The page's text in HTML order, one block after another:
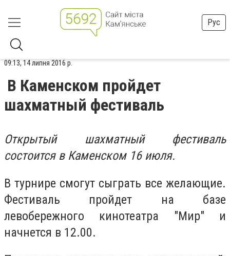
Рус
09:13, 14 липня 2016 р.
В Каменском пройдет
шахматный фестиваль
Открытый шахматный фестиваль
состоится в Каменском 16 июля.
В турнире смогут сыграть все желающие.
Фестиваль пройдет на базе
левобережного кинотеатра "Мир" и
начнется в 12.00.